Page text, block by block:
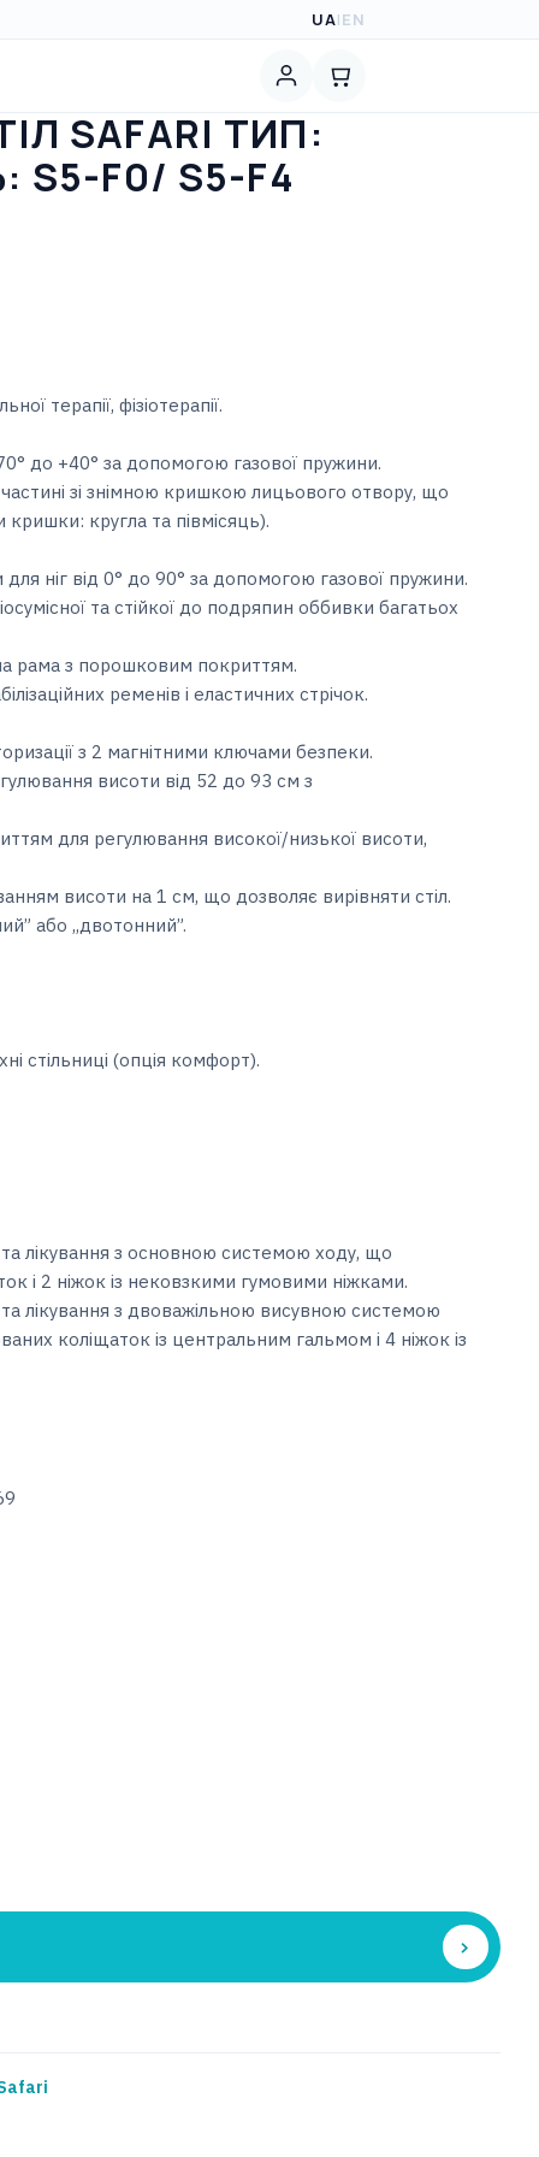
UA|EN
SAFARI ТИП:
S5-F0/ S5-F4
терапії, фізіотерапії.
до +40° за допомогою газової пружини.
зі знімною кришкою лицьового отвору, що
кругла та півмісяць).
ніг від 0° до 90° за допомогою газової пружини.
та стійкої до подряпин оббивки багатьох
рама з порошковим покриттям.
ременів і еластичних стрічок.
з 2 магнітними ключами безпеки.
висоти від 52 до 93 см з
для регулювання високої/низької висоти,
висоти на 1 см, що дозволяє вирівняти стіл.
або ,,двотонний”.
стільниці (опція комфорт).
лікування з основною системою ходу, що
і 2 ніжок із нековзкими гумовими ніжками.
лікування з двоважільною висувною системою
коліщаток із центральним гальмом і 4 ніжок із